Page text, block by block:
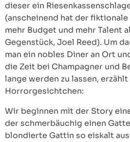
dieser ein
(anscheinend hat der
mehr Budget und mehr Talent
Gegenstück, Joel Reed). Um
man ein nobles Diner an Ort
die Zeit bei Champagner und
lange werden zu lassen,
Horrorgesichtchen:
Wir beginnen mit der Story
der schmerbäuchig einen
blondierte Gattin so eiskalt